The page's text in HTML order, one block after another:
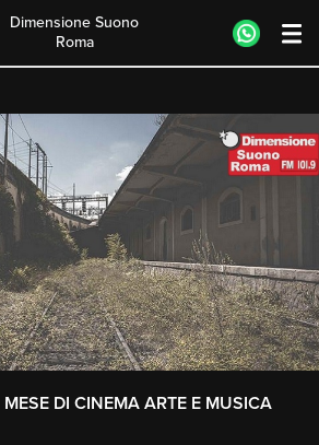
Dimensione Suono
Roma
DI CINEMA ARTE E MUSICA